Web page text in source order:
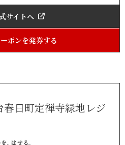
サイトへ
ポンを発券する
春日町定禅寺緑地レジ